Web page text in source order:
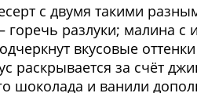
с двумя такими
разлуки; малина с
вкусовые
раскрывается за счёт
шоколада и ванили